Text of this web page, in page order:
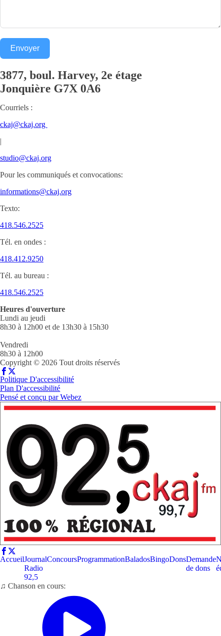
Envoyer
3877, boul. Harvey, 2e étage
Jonquière G7X 0A6
Courriels :
ckaj@ckaj.org
|
studio@ckaj.org
Pour les communiqués et convocations:
informations@ckaj.org
Texto:
418.546.2525
Tél. en ondes :
418.412.9250
Tél. au bureau :
418.546.2525
Heures d'ouverture
Lundi au jeudi
8h30 à 12h00 et de 13h30 à 15h30
Vendredi
8h30 à 12h00
Copyright © 2026 Tout droits réservés
Politique D'accessibilité
Plan D'accessibilité
Pensé et conçu parWebez
AccueilJournal
Radio
92,5
ConcoursProgrammationBaladosBingoDonsDemande
de dons
♫ Chanson en cours: